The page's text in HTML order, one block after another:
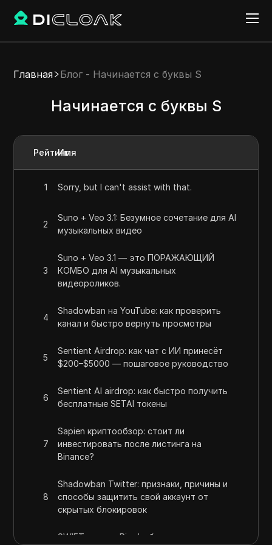
Главная Блог - Начинается с буквы S
Начинается с буквы S
Рейтинг
Имя
1 Sorry, but I can't assist with that.
2
Suno + Veo 3.1: Безумное сочетание для AI
музыкальных видео
3
Suno + Veo 3.1 — это ПОРАЖАЮЩИЙ
КОМБО для AI музыкальных
видеороликов.
4
Shadowban на YouTube: как проверить
канал и быстро вернуть просмотры
5
Sentient Airdrop: как чат с ИИ принесёт
$200–$5000 — пошаговое руководство
6
Sentient AI airdrop: как быстро получить
бесплатные SETAI токены
7
Sapien криптообзор: стоит ли
инвестировать после листинга на
Binance?
8
Shadowban Twitter: признаки, причины и
способы защитить свой аккаунт от
скрытых блокировок
SWIFT против Ripple: битва разгорается...